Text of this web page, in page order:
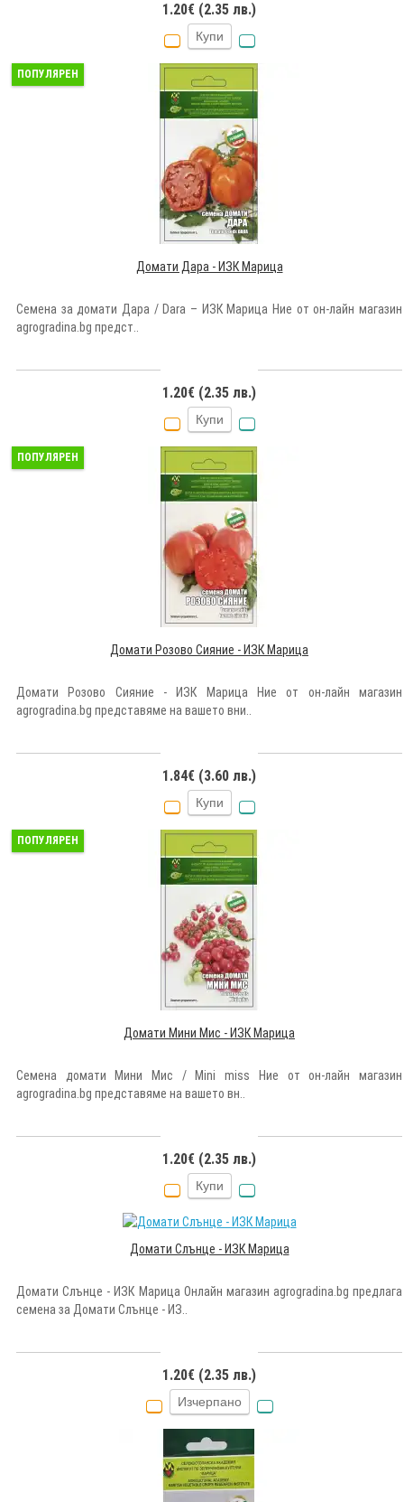
1.20€ (2.35 лв.)
Купи
ПОПУЛЯРЕН
Домати Дара - ИЗК Марица
Семена за домати Дара / Dara – ИЗК Марица Ние от он-лайн магазин
agrogradina.bg предст..
1.20€ (2.35 лв.)
Купи
ПОПУЛЯРЕН
Домати Розово Сияние - ИЗК Марица
Домати Розово Сияние - ИЗК Марица Ние от он-лайн магазин
agrogradina.bg представяме на вашето вни..
1.84€ (3.60 лв.)
Купи
ПОПУЛЯРЕН
Домати Мини Мис - ИЗК Марица
Семена домати Мини Мис / Mini miss Ние от он-лайн магазин
agrogradina.bg представяме на вашето вн..
1.20€ (2.35 лв.)
Купи
Домати Слънце - ИЗК Марица
Домати Слънце - ИЗК Марица Онлайн магазин agrogradina.bg предлага
семена за Домати Слънце - ИЗ..
1.20€ (2.35 лв.)
Изчерпано